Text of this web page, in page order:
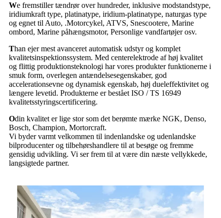
We fremstiller tændrør over hundreder, inklusive modstandstype,
iridiumkraft type, platinatype, iridium-platinatype, naturgas type
og egnet til Auto, .Motorcykel, ATVS, Snescootere, Marine
ombord, Marine påhængsmotor, Personlige vandfartøjer osv.
Than ejer mest avanceret automatisk udstyr og komplet
kvalitetsinspektionssystem. Med centerelektrode af høj kvalitet
og flittig produktionsteknologi har vores produkter funktionerne i
smuk form, overlegen antændelsesegenskaber, god
accelerationsevne og dynamisk egenskab, høj dueleffektivitet og
længere levetid. Produkterne er bestået ISO / TS 16949
kvalitetsstyringscertificering.
Odin kvalitet er lige stor som det berømte mærke NGK, Denso,
Bosch, Champion, Mortorcraft.
Vi byder varmt velkommen til indenlandske og udenlandske
bilproducenter og tilbehørshandlere til at besøge og fremme
gensidig udvikling. Vi ser frem til at være din næste vellykkede,
langsigtede partner.